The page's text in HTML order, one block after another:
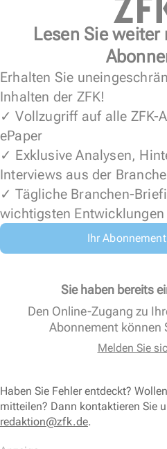
Lesen Sie weiter
Erhalten Sie
Inhalten der ZFK!
✓ Vollzugriff auf alle ZFK-
ePaper
✓ Exklusive Analysen,
Interviews aus der Branche
✓ Tägliche Branchen-
wichtigsten Entwicklungen
Ihr
Sie haben bereits
Den Online-Zugang zu
Abonnement können
Melden Sie
Haben Sie Fehler entdeckt?
mitteilen? Dann kontaktieren Sie
redaktion@zfk.de.